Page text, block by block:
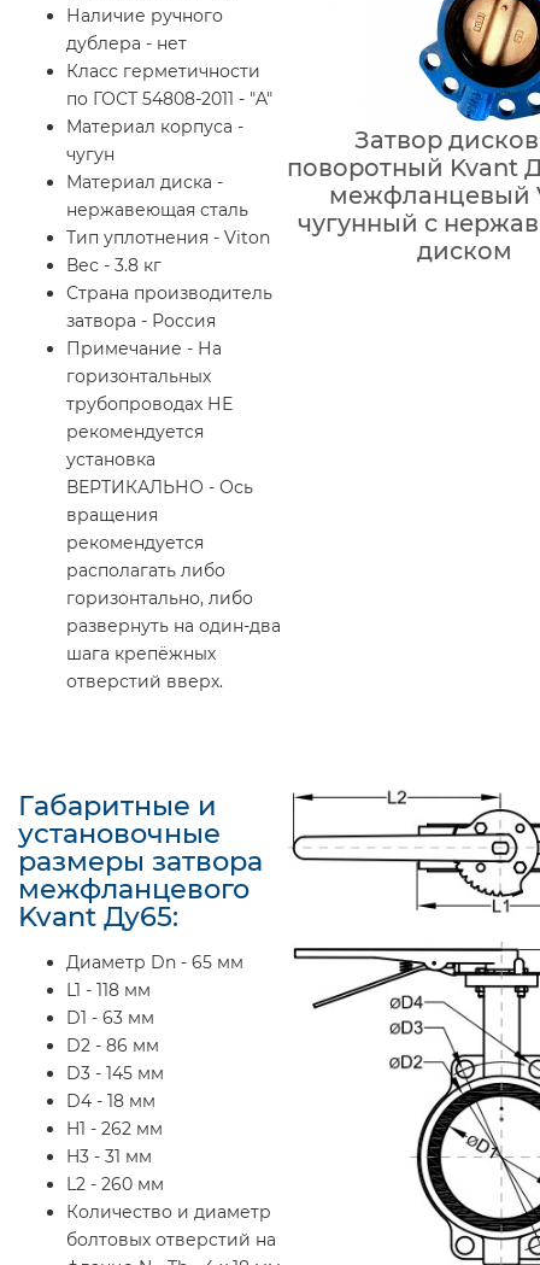
Наличие ручного
дублера - нет
Класс герметичности
по ГОСТ 54808-2011 - "A"
Материал корпуса -
чугун
Материал диска -
нержавеющая сталь
Тип уплотнения - Viton
Вес - 3.8 кг
Страна производитель
затвора - Россия
Примечание - На
горизонтальных
трубопроводах НЕ
рекомендуется
установка
ВЕРТИКАЛЬНО - Ось
вращения
рекомендуется
располагать либо
горизонтально, либо
развернуть на один-два
шага крепёжных
отверстий вверх.
Затвор
поворотный Kvant
межфланцевый
чугунный с
диском
Габаритные и
установочные
размеры затвора
межфланцевого
Kvant Ду65:
Диаметр Dn - 65 мм
L1 - 118 мм
D1 - 63 мм
D2 - 86 мм
D3 - 145 мм
D4 - 18 мм
H1 - 262 мм
H3 - 31 мм
L2 - 260 мм
Количество и диаметр
болтовых отверстий на